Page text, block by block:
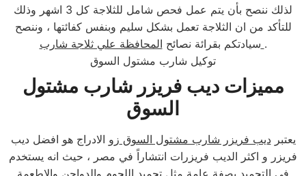
لذلك ننصح بأن يتم عمل فحص شامل للثلاجة كل 3 اشهر وذلك
للتأكد من ان الثلاجة تعمل بشكل سليم وبنفس كفائتها ، وننصح
سيادتكم بقرائة نصائح .
توكيل شارب مشتول السوق
مميزات ديب فريزر شارب مشتول
السوق
يعتبرديب فريزر شارب مشتول السوق زو الادراج هو افضل ديب
فريزر و اكثر الديب فريزرات انتشاراً في مصر ، حيث انه يستخدم
في التجميد بصفة عامة مثل تجميد اللحوم والدواجن والاطعمة